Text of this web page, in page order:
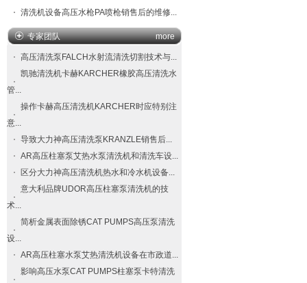
清洗机设备高压水枪PA喷枪销售后的维修...
专家团队 more
高压清洗泵FALCH​水射流清洗切割技术与...
凯驰清洗机卡赫KARCHER橡胶高压清洗水
管...
操作卡赫高压清洗机KARCHER时应特别注
意...
导致大力神高压清洗泵​KRANZLE​销售后...
AR高压柱塞泵艾热水泵清洗机和清洗车设...
区分大力神高压清洗机热水和冷水机设备...
意大利品牌UDOR高压柱塞泵清洗机的技
术...
简析金属表面除锈CAT PUMPS高压泵清洗
设...
AR高压柱塞水泵艾热清洗机设备在市政道...
影响高压水泵CAT PUMPS柱塞泵卡特清洗